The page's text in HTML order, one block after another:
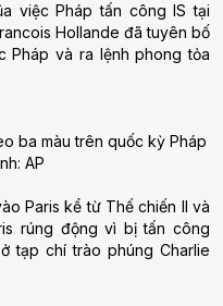
việc Pháp tấn công IS tại
Hollande đã tuyên bố
Pháp và ra lệnh phong tỏa
ba màu trên quốc kỳ Pháp
AP
Paris kể từ Thế chiến II và
rúng động vì bị tấn công
tạp chí trào phúng Charlie